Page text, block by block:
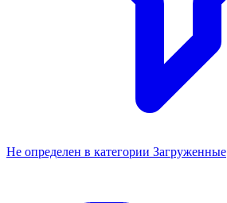
Не определен в категории Загруженные